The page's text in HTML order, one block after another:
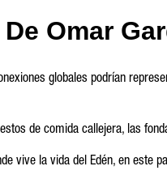
De Omar
globales podrían
de comida callejera, las
vive la vida del Edén, en